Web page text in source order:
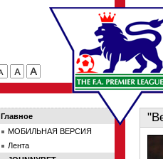
Главное
МОБИЛЬНАЯ ВЕРСИЯ
Лента